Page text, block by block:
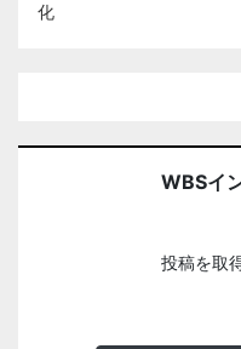
化
WBSイ
投稿を取